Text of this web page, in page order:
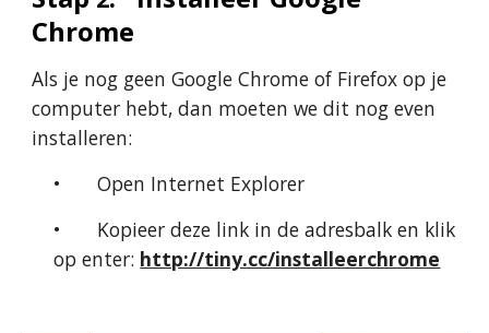
Chrome
Als je nog geen Google Chrome of Firefox op je
computer hebt, dan moeten we dit nog even
installeren:
•
Open Internet Explorer
•
Kopieer deze link in de adresbalk en klik
op enter: http://tiny.cc/installeerchrome